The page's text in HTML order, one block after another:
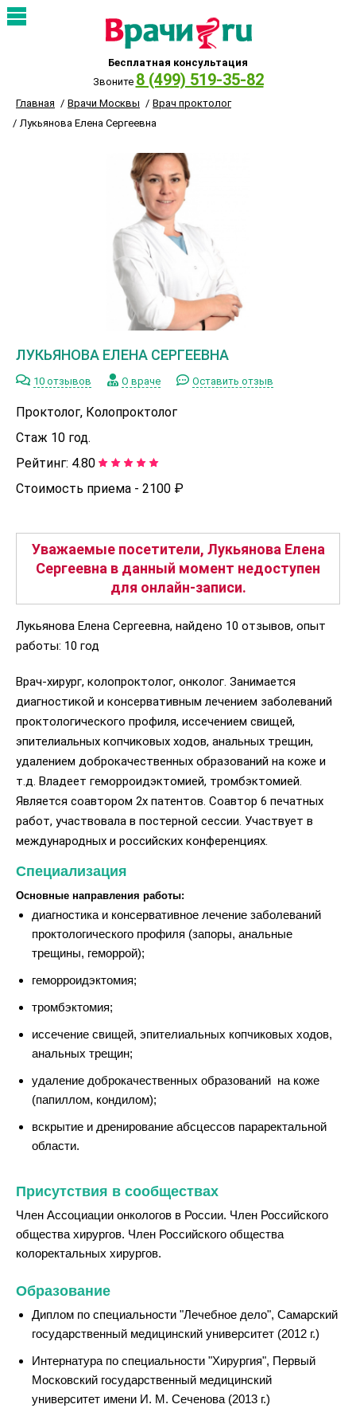
Бесплатная консультация
Звоните 8 (499) 519-35-82
Главная Врачи Москвы
Врач проктолог
Лукьянова Елена Сергеевна
ЛУКЬЯНОВА ЕЛЕНА СЕРГЕЕВНА
10 отзывов О враче Оставить отзыв
Проктолог, Колопроктолог
Стаж 10 год.
Рейтинг: 4.80
Стоимость приема - 2100 ₽
Уважаемые посетители, Лукьянова Елена
Сергеевна в данный момент недоступен
для онлайн-записи.
Лукьянова Елена Сергеевна, найдено 10 отзывов, опыт
работы: 10 год
Врач-хирург, колопроктолог, онколог. Занимается
диагностикой и консервативным лечением заболеваний
проктологического профиля, иссечением свищей,
эпителиальных копчиковых ходов, анальных трещин,
удалением доброкачественных образований на коже и
т.д. Владеет геморроидэктомией, тромбэктомией.
Является соавтором 2х патентов. Соавтор 6 печатных
работ, участвовала в постерной сессии. Участвует в
международных и российских конференциях.
Специализация
Основные направления работы:
диагностика и консервативное лечение заболеваний
проктологического профиля (запоры, анальные
трещины, геморрой);
геморроидэктомия;
тромбэктомия;
иссечение свищей, эпителиальных копчиковых ходов,
анальных трещин;
удаление доброкачественных образований на коже
(папиллом, кондилом);
вскрытие и дренирование абсцессов параректальной
области.
Присутствия в сообществах
Член Ассоциации онкологов в России. Член Российского
общества хирургов. Член Российского общества
колоректальных хирургов.
Образование
Диплом по специальности "Лечебное дело", Самарский
государственный медицинский университет (2012 г.)
Интернатура по специальности "Хирургия", Первый
Московский государственный медицинский
университет имени И. М. Сеченова (2013 г.)